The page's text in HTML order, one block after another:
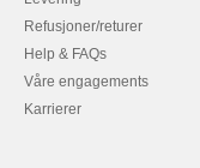
Refusjoner/returer
Help & FAQs
Våre engagements
Karrierer